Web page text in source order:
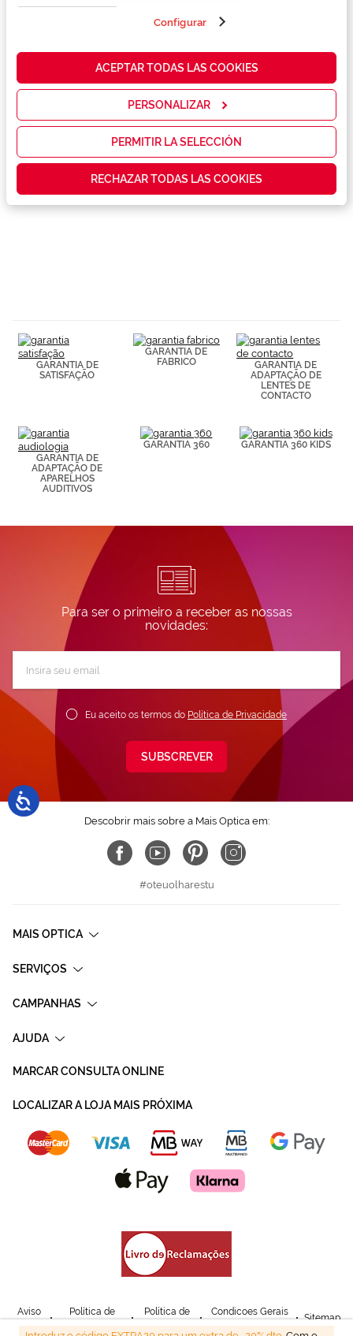
propias y de
cómo mejorar
servicios y
las
que realmente
contenidos
personalizados
Puedes
consultar más
información en
nuestra
Configurar
ACEPTAR TODAS LAS COOKIES
PERSONALIZAR
PERMITIR LA SELECCIÓN
RECHAZAR TODAS LAS COOKIES
Conselhos
Serviços exclusivos
GARANTIA DE
SATISFAÇÃO
GARANTIA DE
FABRICO
GARANTIA DE
ADAPTAÇÃO DE
LENTES DE
CONTACTO
GARANTIA DE
ADAPTAÇÃO DE
APARELHOS
AUDITIVOS
GARANTIA 360 GARANTIA 360 KIDS
Para ser o primeiro a receber as nossas
novidades:
Newsletter:
Eu aceito os termos do Política de Privacidade
SUBSCREVER
Descobrir mais sobre a Mais Optica em:
#oteuolharestu
MAIS OPTICA
SERVIÇOS
CAMPANHAS
AJUDA
MARCAR CONSULTA ONLINE
LOCALIZAR A LOJA MAIS PRÓXIMA
Aviso
Legal
Política de
Privacidade
Política de
Cookies
Condicoes Gerais
de Venda
Sitemap